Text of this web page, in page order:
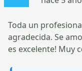
Toda un
agradecida. Se
es excelente! Muy